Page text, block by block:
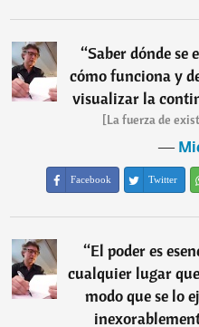
“Saber dónde se
cómo funciona y
visualizar la
[La fuerza de
―
Facebook Twitter
“El poder es
cualquier lugar
modo que se lo